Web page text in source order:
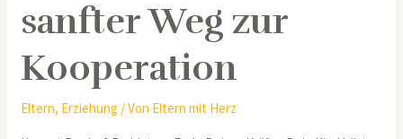
sanfter Weg zur
Kooperation
Eltern, Erziehung / Von Eltern mit Herz